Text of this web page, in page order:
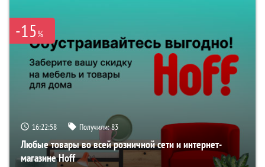
-15%
16:22:57 Получили:83
Любые товары во всей розничной сети и интернет-
магазине Hoff